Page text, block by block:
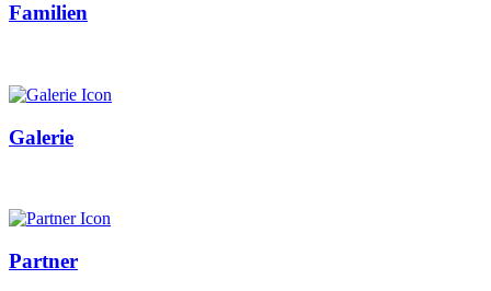
Familien
Galerie
Partner